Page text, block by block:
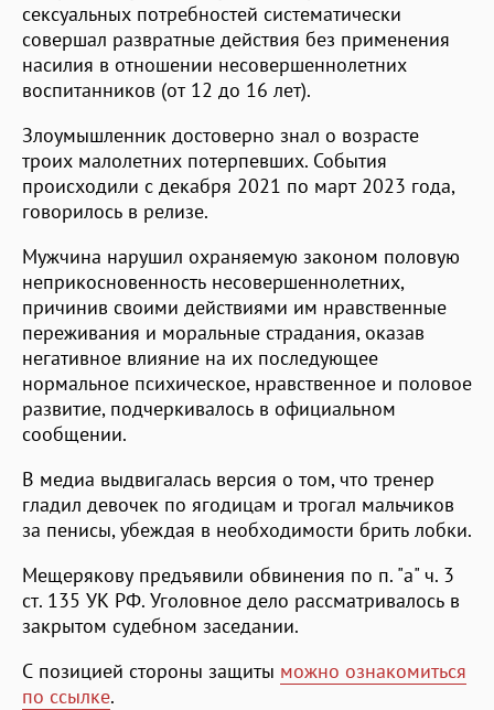
сексуальных потребностей систематически
совершал развратные действия без применения
насилия в отношении несовершеннолетних
воспитанников (от 12 до 16 лет).
Злоумышленник достоверно знал о возрасте
троих малолетних потерпевших. События
происходили с декабря 2021 по март 2023 года,
говорилось в релизе.
Мужчина нарушил охраняемую законом половую
неприкосновенность несовершеннолетних,
причинив своими действиями им нравственные
переживания и моральные страдания, оказав
негативное влияние на их последующее
нормальное психическое, нравственное и половое
развитие, подчеркивалось в официальном
сообщении.
В медиа выдвигалась версия о том, что тренер
гладил девочек по ягодицам и трогал мальчиков
за пенисы, убеждая в необходимости брить лобки.
Мещерякову предъявили обвинения по п. "а" ч. 3
ст. 135 УК РФ. Уголовное дело рассматривалось в
закрытом судебном заседании.
С позицией стороны защиты можно ознакомиться
по ссылке.